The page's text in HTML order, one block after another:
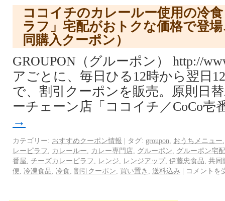
ココイチのカレールー使用の冷
ラフ」宅配がおトクな価格で登
同購入クーポン）
GROUPON（グルーポン） http://
アごとに、毎日ひる12時から翌日
で、割引クーポンを販売。原則日
ーチェーン店「ココイチ／CoCo
→
カテゴリー: おすすめクーポン情報 | タグ: groupon おうちメニュー
レーピラフ
カレールー カレー専門店 グルーポン
グルーポン宅配
番屋
チーズカレーピラフ レンジ レンジアップ, 伊藤忠食品 共同
便 冷凍食品 冷食 割引クーポン 買い置き 送料込み | コメントを